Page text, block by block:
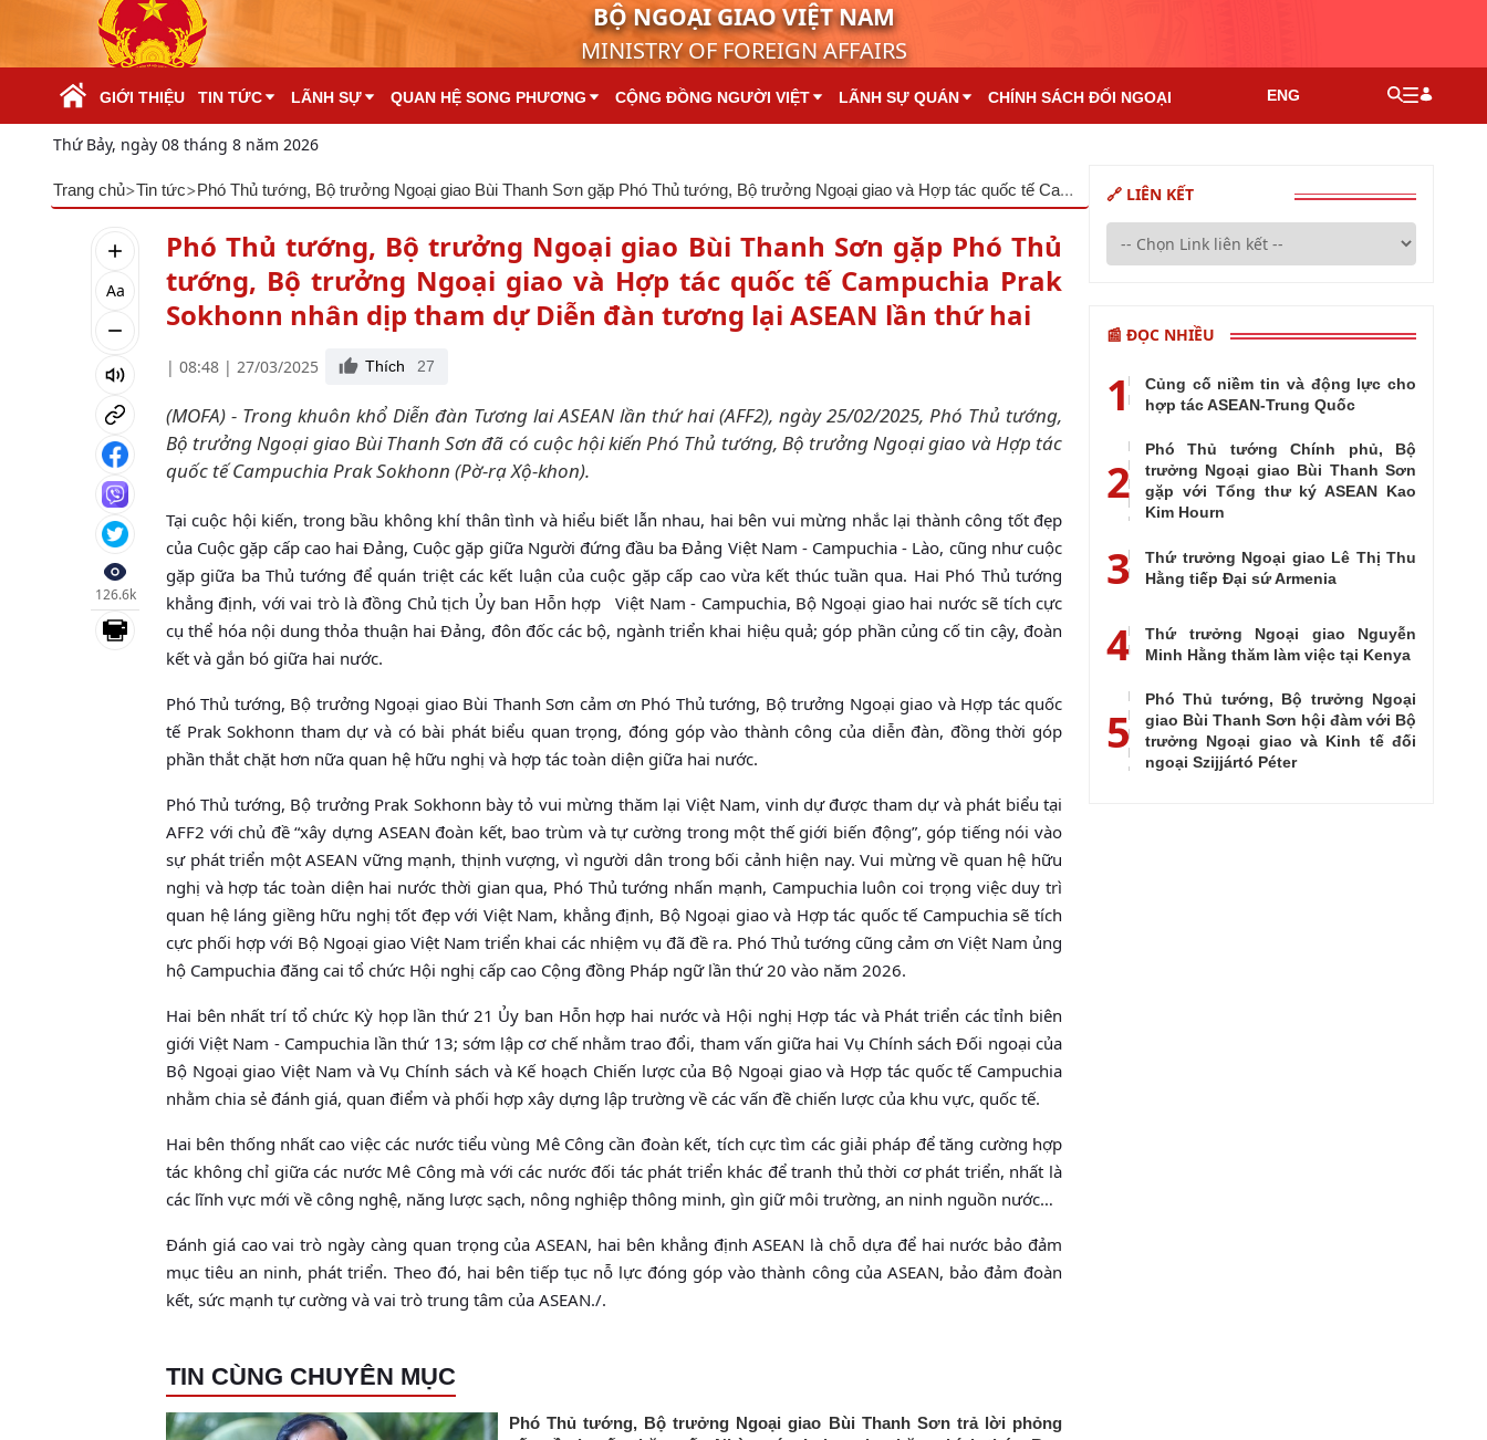
Skip to Main Content BỘ NGOẠI GIAO VIỆT NAM
MINISTRY OF FOREIGN AFFAIRS
GIỚI THIỆU TIN TỨC LÃNH SỰ QUAN HỆ SONG PHƯƠNG CỘNG ĐỒNG NGƯỜI VIỆT LÃNH SỰ QUÁN CHÍNH SÁCH ĐỐI NGOẠI ENG
Thứ Bảy, ngày 08 tháng 8 năm 2026
Trang chủ>Tin tức> Phó Thủ tướng, Bộ trưởng Ngoại giao Bùi Thanh Sơn gặp Phó Thủ tướng, Bộ trưởng Ngoại giao và Hợp tác quốc tế Campuchia Prak Sokhonn nhân dịp tham dự Diễn đàn tương lại ASEAN lần thứ hai
Aa
126.6k
Phó Thủ tướng, Bộ trưởng Ngoại giao Bùi Thanh Sơn gặp Phó Thủ
tướng, Bộ trưởng Ngoại giao và Hợp tác quốc tế Campuchia Prak
Sokhonn nhân dịp tham dự Diễn đàn tương lại ASEAN lần thứ hai
| 08:48 | 27/03/2025 Thích 27
(MOFA) - Trong khuôn khổ Diễn đàn Tương lai ASEAN lần thứ hai (AFF2), ngày 25/02/2025, Phó Thủ tướng,
Bộ trưởng Ngoại giao Bùi Thanh Sơn đã có cuộc hội kiến Phó Thủ tướng, Bộ trưởng Ngoại giao và Hợp tác
quốc tế Campuchia Prak Sokhonn (Pờ-rạ Xộ-khon).
Tại cuộc hội kiến, trong bầu không khí thân tình và hiểu biết lẫn nhau, hai bên vui mừng nhắc lại thành công tốt đẹp
của Cuộc gặp cấp cao hai Đảng, Cuộc gặp giữa Người đứng đầu ba Đảng Việt Nam - Campuchia - Lào, cũng như cuộc
gặp giữa ba Thủ tướng để quán triệt các kết luận của cuộc gặp cấp cao vừa kết thúc tuần qua. Hai Phó Thủ tướng
khẳng định, với vai trò là đồng Chủ tịch Ủy ban Hỗn hợp Việt Nam - Campuchia, Bộ Ngoại giao hai nước sẽ tích cực
cụ thể hóa nội dung thỏa thuận hai Đảng, đôn đốc các bộ, ngành triển khai hiệu quả; góp phần củng cố tin cậy, đoàn
kết và gắn bó giữa hai nước.
Phó Thủ tướng, Bộ trưởng Ngoại giao Bùi Thanh Sơn cảm ơn Phó Thủ tướng, Bộ trưởng Ngoại giao và Hợp tác quốc
tế Prak Sokhonn tham dự và có bài phát biểu quan trọng, đóng góp vào thành công của diễn đàn, đồng thời góp
phần thắt chặt hơn nữa quan hệ hữu nghị và hợp tác toàn diện giữa hai nước.
Phó Thủ tướng, Bộ trưởng Prak Sokhonn bày tỏ vui mừng thăm lại Việt Nam, vinh dự được tham dự và phát biểu tại
AFF2 với chủ đề “xây dựng ASEAN đoàn kết, bao trùm và tự cường trong một thế giới biến động”, góp tiếng nói vào
sự phát triển một ASEAN vững mạnh, thịnh vượng, vì người dân trong bối cảnh hiện nay. Vui mừng về quan hệ hữu
nghị và hợp tác toàn diện hai nước thời gian qua, Phó Thủ tướng nhấn mạnh, Campuchia luôn coi trọng việc duy trì
quan hệ láng giềng hữu nghị tốt đẹp với Việt Nam, khẳng định, Bộ Ngoại giao và Hợp tác quốc tế Campuchia sẽ tích
cực phối hợp với Bộ Ngoại giao Việt Nam triển khai các nhiệm vụ đã đề ra. Phó Thủ tướng cũng cảm ơn Việt Nam ủng
hộ Campuchia đăng cai tổ chức Hội nghị cấp cao Cộng đồng Pháp ngữ lần thứ 20 vào năm 2026.
Hai bên nhất trí tổ chức Kỳ họp lần thứ 21 Ủy ban Hỗn hợp hai nước và Hội nghị Hợp tác và Phát triển các tỉnh biên
giới Việt Nam - Campuchia lần thứ 13; sớm lập cơ chế nhằm trao đổi, tham vấn giữa hai Vụ Chính sách Đối ngoại của
Bộ Ngoại giao Việt Nam và Vụ Chính sách và Kế hoạch Chiến lược của Bộ Ngoại giao và Hợp tác quốc tế Campuchia
nhằm chia sẻ đánh giá, quan điểm và phối hợp xây dựng lập trường về các vấn đề chiến lược của khu vực, quốc tế.
Hai bên thống nhất cao việc các nước tiểu vùng Mê Công cần đoàn kết, tích cực tìm các giải pháp để tăng cường hợp
tác không chỉ giữa các nước Mê Công mà với các nước đối tác phát triển khác để tranh thủ thời cơ phát triển, nhất là
các lĩnh vực mới về công nghệ, năng lược sạch, nông nghiệp thông minh, gìn giữ môi trường, an ninh nguồn nước…
Đánh giá cao vai trò ngày càng quan trọng của ASEAN, hai bên khẳng định ASEAN là chỗ dựa để hai nước bảo đảm
mục tiêu an ninh, phát triển. Theo đó, hai bên tiếp tục nỗ lực đóng góp vào thành công của ASEAN, bảo đảm đoàn
kết, sức mạnh tự cường và vai trò trung tâm của ASEAN./.
TIN CÙNG CHUYÊN MỤC
Phó Thủ tướng, Bộ trưởng Ngoại giao Bùi Thanh Sơn trả lời phỏng
🔗 LIÊN KẾT
📰 ĐỌC NHIỀU
1
Củng cố niềm tin và động lực cho
hợp tác ASEAN-Trung Quốc
2
Phó Thủ tướng Chính phủ, Bộ
trưởng Ngoại giao Bùi Thanh Sơn
gặp với Tổng thư ký ASEAN Kao
Kim Hourn
3
Thứ trưởng Ngoại giao Lê Thị Thu
Hằng tiếp Đại sứ Armenia
4
Thứ trưởng Ngoại giao Nguyễn
Minh Hằng thăm làm việc tại Kenya
5
Phó Thủ tướng, Bộ trưởng Ngoại
giao Bùi Thanh Sơn hội đàm với Bộ
trưởng Ngoại giao và Kinh tế đối
ngoại Szijjártó Péter